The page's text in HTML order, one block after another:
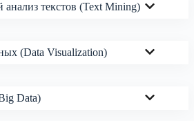
анализ текстов (Text Mining)
(Data Visualization)
Data)